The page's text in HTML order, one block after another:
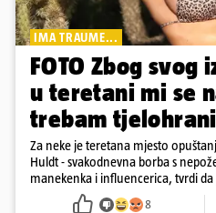
IMA TRAUME...
FOTO Zbog svog
u teretani mi se
trebam
Za neke je teretana mjesto
Huldt - svakodnevna borba s
manekenka i influencerica, tvrdi
kad dođe na trening
8